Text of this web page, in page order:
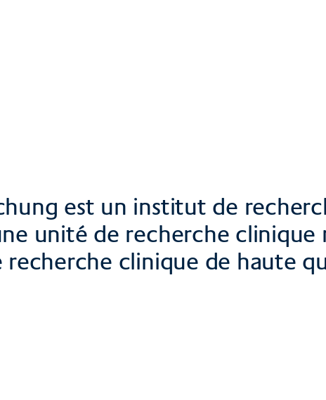
est un institut de
unité de recherche
clinique de haute